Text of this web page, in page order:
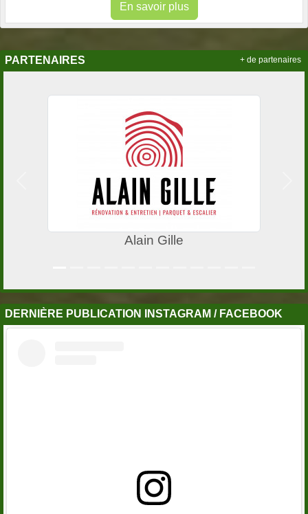
En savoir plus
PARTENAIRES
Alain Gille
+ de partenaires
DERNIÈRE PUBLICATION INSTAGRAM / FACEBOOK